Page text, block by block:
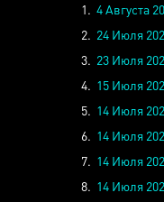
1. 4 Августа
2. 24 Июля
3. 23 Июля
4. 15 Июля
5. 14 Июля
6. 14 Июля
7. 14 Июля
8. 14 Июля